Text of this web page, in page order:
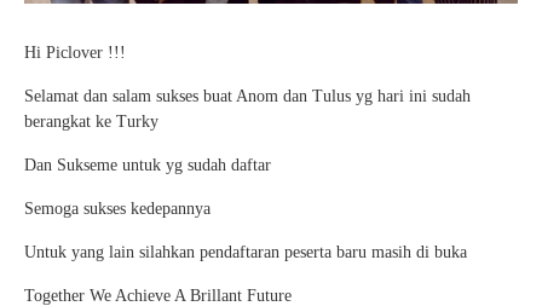
Hi Piclover !!!
Selamat dan salam sukses buat Anom dan Tulus yg hari ini sudah
berangkat ke Turky
Dan Sukseme untuk yg sudah daftar
Semoga sukses kedepannya
Untuk yang lain silahkan pendaftaran peserta baru masih di buka
Together We Achieve A Brillant Future